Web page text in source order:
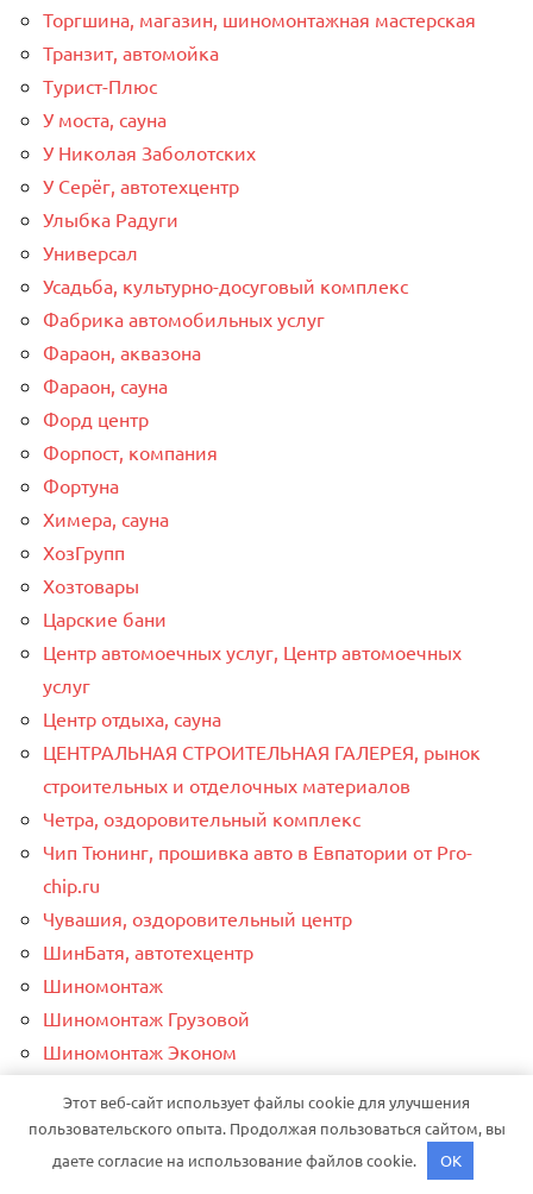
Торгшина, магазин, шиномонтажная мастерская
Транзит, автомойка
Турист-Плюс
У моста, сауна
У Николая Заболотских
У Серёг, автотехцентр
Улыбка Радуги
Универсал
Усадьба, культурно-досуговый комплекс
Фабрика автомобильных услуг
Фараон, аквазона
Фараон, сауна
Форд центр
Форпост, компания
Фортуна
Химера, сауна
ХозГрупп
Хозтовары
Царские бани
Центр автомоечных услуг, Центр автомоечных
услуг
Центр отдыха, сауна
ЦЕНТРАЛЬНАЯ СТРОИТЕЛЬНАЯ ГАЛЕРЕЯ, рынок
строительных и отделочных материалов
Четра, оздоровительный комплекс
Чип Тюнинг, прошивка авто в Евпатории от Pro-
chip.ru
Чувашия, оздоровительный центр
ШинБатя, автотехцентр
Шиномонтаж
Шиномонтаж Грузовой
Шиномонтаж Эконом
Этот веб-сайт использует файлы cookie для улучшения
пользовательского опыта. Продолжая пользоваться сайтом, вы
даете согласие на использование файлов cookie.
OK